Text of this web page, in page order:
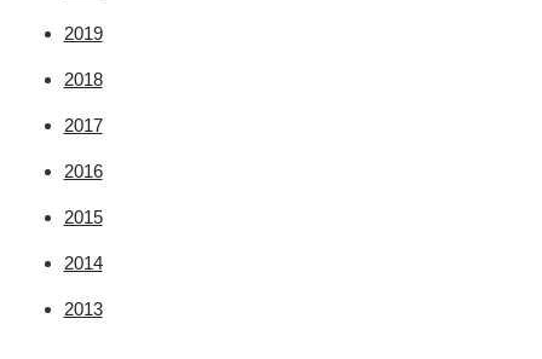
2019
2018
2017
2016
2015
2014
2013